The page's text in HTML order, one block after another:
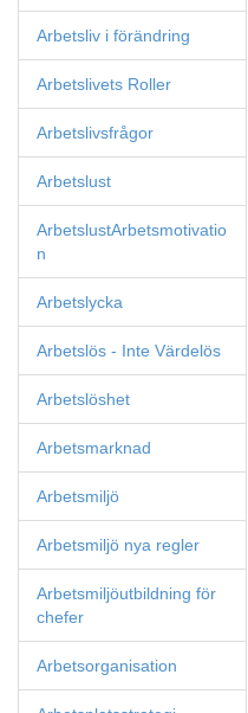
Arbetsliv i förändring
Arbetslivets Roller
Arbetslivsfrågor
Arbetslust
ArbetslustArbetsmotivatio
n
Arbetslycka
Arbetslös - Inte Värdelös
Arbetslöshet
Arbetsmarknad
Arbetsmiljö
Arbetsmiljö nya regler
Arbetsmiljöutbildning för
chefer
Arbetsorganisation